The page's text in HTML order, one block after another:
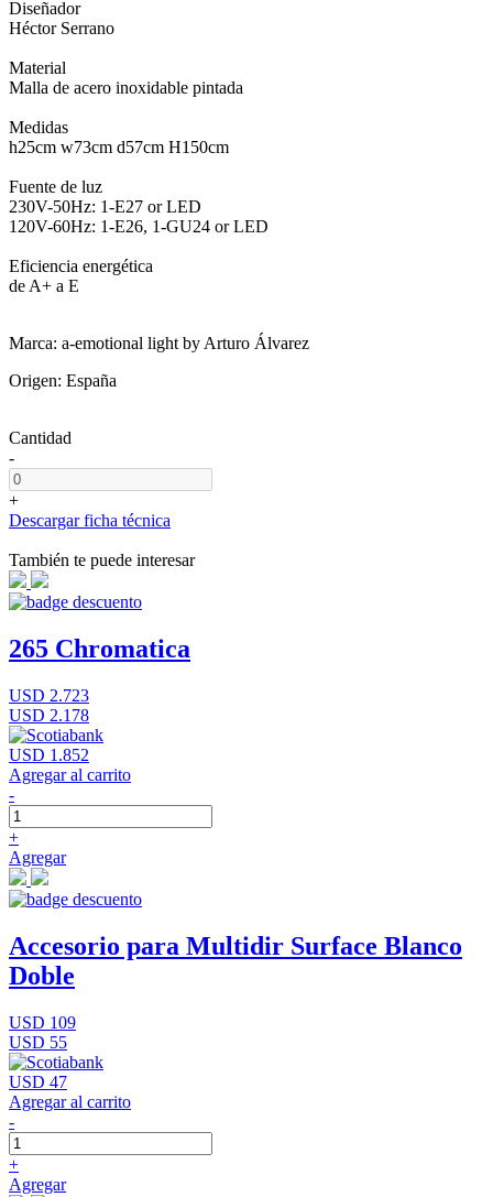
Diseñador
Héctor Serrano
Material
Malla de acero inoxidable pintada
Medidas
h25cm w73cm d57cm H150cm
Fuente de luz
230V-50Hz: 1-E27 or LED
120V-60Hz: 1-E26, 1-GU24 or LED
Eficiencia energética
de A+ a E
Marca: a-emotional light by Arturo Álvarez
Origen: España
Cantidad
-
+
Descargar ficha técnica
También te puede interesar
265 Chromatica
USD 2.723
USD 2.178
USD 1.852
Agregar al carrito
-
+
Agregar
Accesorio para Multidir Surface Blanco
Doble
USD 109
USD 55
USD 47
Agregar al carrito
-
+
Agregar